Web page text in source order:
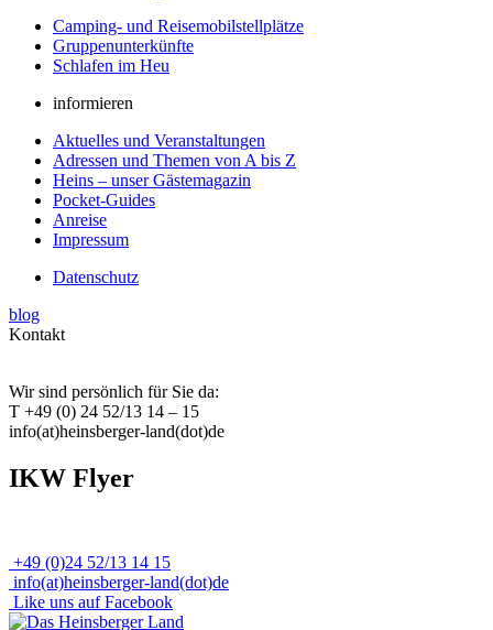
Camping- und Reisemobilstellplätze
Gruppenunterkünfte
Schlafen im Heu
informieren
Aktuelles und Veranstaltungen
Adressen und Themen von A bis Z
Heins – unser Gästemagazin
Pocket-Guides
Anreise
Impressum
Datenschutz
blog
Kontakt
Wir sind persönlich für Sie da:
T +49 (0) 24 52/13 14 – 15
info(at)heinsberger-land(dot)de
IKW Flyer
+49 (0)24 52/13 14 15
info(at)heinsberger-land(dot)de
Like uns auf Facebook